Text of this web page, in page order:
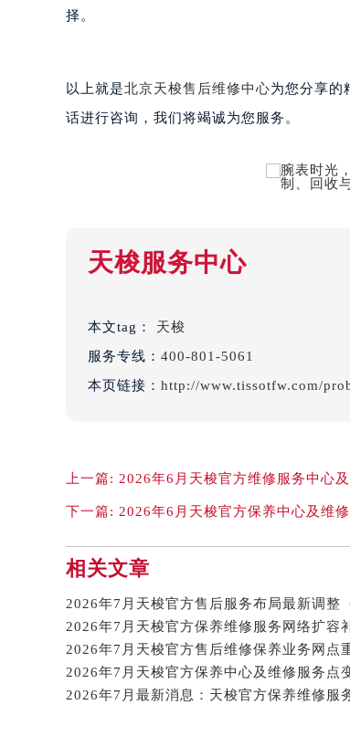
吉林省辽源市龙山区人民
吉林省梅河口市新华街道梅
吉林省松原市宁江区五环
吉林省通化市东昌区环通
辽宁省本溪市平山区胜利路
辽宁省丹东市振兴区七经街
辽宁省葫芦岛市连山区中
辽宁省盘锦市兴隆台区石油
辽宁省沈阳市沈河区中街
北京市朝阳区建国门外大街
北京市东城区东长安街1号
河北省保定市竞秀区朝阳
内蒙古自治区阿拉善盟市
内蒙古自治区巴彦淖尔市
择。
以上就是北京天梭售后维修中心为您分享的
话进行咨询，我们将竭诚为您服务。
天梭服务中心
本文tag： 天梭
服务专线： 400-801-5061
本页链接： http://www.tissotfw.com/
上一篇: 2026年6月天梭官方维修服务中心
下一篇: 2026年6月天梭官方保养中心及维
相关文章
2026年7月天梭官方售后服务布局最新调整
2026年7月最新消息：天梭官方保养维修服